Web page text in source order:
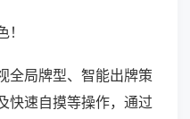
全局牌型、智能出牌策
快速自摸等操作，通过